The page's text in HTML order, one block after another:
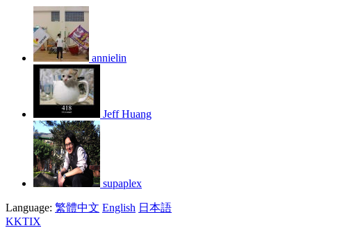
annielin
Jeff Huang
supaplex
Language: 繁體中文 English 日本語
KKTIX